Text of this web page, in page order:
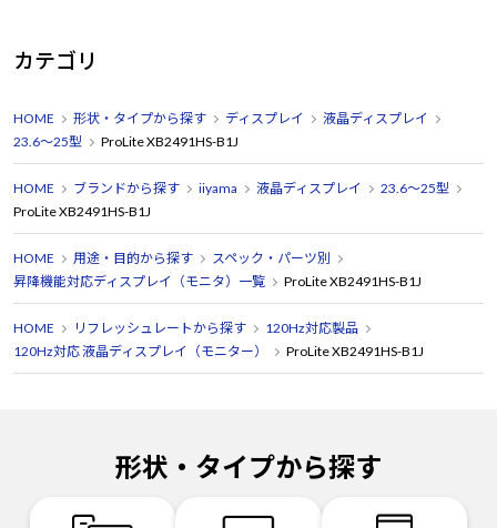
カテゴリ
HOME 形状・タイプから探す ディスプレイ
液晶ディスプレイ
23.6～25型
ProLite XB2491HS-B1J
HOME ブランドから探す iiyama 液晶ディスプレイ
23.6～25型
ProLite XB2491HS-B1J
HOME 用途・目的から探す
スペック・パーツ別
昇降機能対応ディスプレイ（モニタ）一覧
ProLite XB2491HS-B1J
HOME リフレッシュレートから探す
120Hz対応製品
120Hz対応 液晶ディスプレイ（モニター）
ProLite XB2491HS-B1J
形状・タイプから探す